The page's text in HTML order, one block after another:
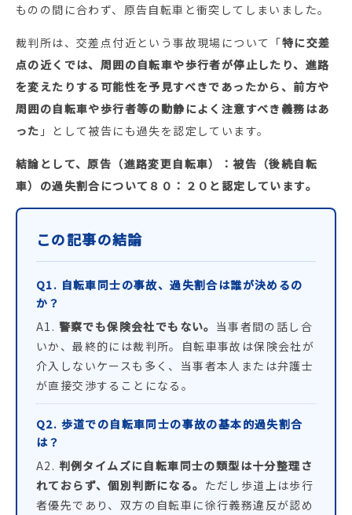
ものの間に合わず、原告自転車と衝突してしまいました。
裁判所は、交差点付近という事故現場について「特に交差
点の近くでは、周囲の自転車や歩行者が停止したり、進路
を変えたりする可能性を予見すべきであったから、前方や
周囲の自転車や歩行者等の動静によく注意すべき義務はあ
った 」として被告にも過失を認定しています。
結論として、原告（進路変更自転車）：被告（後続自転
車）の過失割合について８０：２０と認定しています。
この記事の結論
Q1. 自転車同士の事故、過失割合は誰が決めるの
か？
A1. 警察でも保険会社でもない。 当事者間の話し合
いか、最終的には裁判所。自転車事故は保険会社が
介入しないケースも多く、当事者本人または弁護士
が直接交渉することになる。
Q2. 歩道での自転車同士の事故の基本的過失割合
は？
A2. 判例タイムズに自転車同士の類型は十分整理さ
れておらず、個別判断になる。 ただし歩道上は歩行
者優先であり、双方の自転車に徐行義務違反が認め